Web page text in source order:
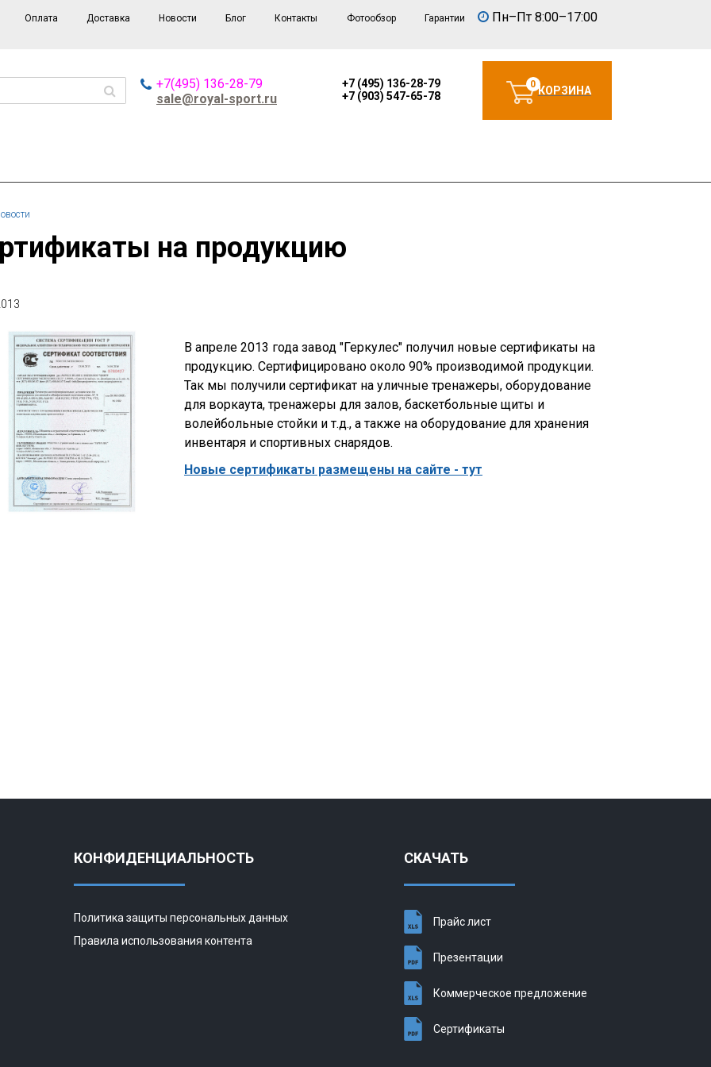
Оплата Доставка Новости Блог Контакты Фотообзор Гарантии Пн–Пт 8:00–17:00
+7(495) 136-28-79
sale@royal-sport.ru
+7 (495) 136-28-79
+7 (903) 547-65-78
0КОРЗИНА
на продукцию
В апреле 2013 года завод "Геркулес" получил новые сертификаты на
продукцию. Сертифицировано около 90% производимой продукции.
Так мы получили сертификат на уличные тренажеры, оборудование
для воркаута, тренажеры для залов, баскетбольные щиты и
волейбольные стойки и т.д., а также на оборудование для хранения
инвентаря и спортивных снарядов.
Новые сертификаты размещены на сайте - тут
КОНФИДЕНЦИАЛЬНОСТЬ
Политика защиты персональных данных
Правила использования контента
СКАЧАТЬ
Прайс лист
Презентации
Коммерческое предложение
Сертификаты